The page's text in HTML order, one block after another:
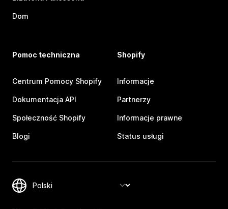
Dom
Pomoc techniczna
Centrum Pomocy Shopify
Dokumentacja API
Społeczność Shopify
Blogi
Shopify
Informacje
Partnerzy
Informacje prawne
Status usługi